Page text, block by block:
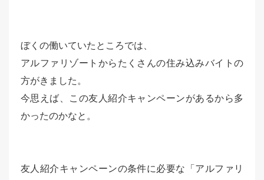
ぼくの働いていたところでは、
アルファリゾートからたくさんの住み込みバイトの
方がきました。
今思えば、この友人紹介キャンペーンがあるから多
かったのかなと。
友人紹介キャンペーンの条件に必要な「アルファリ